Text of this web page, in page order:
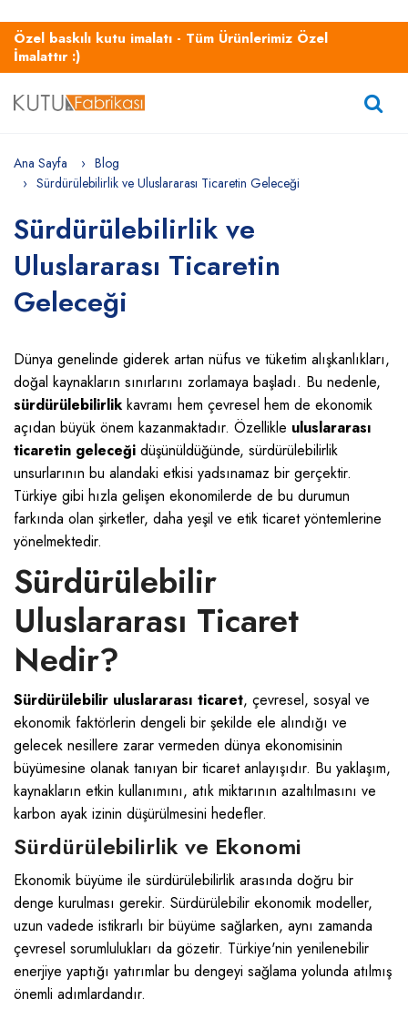
Özel baskılı kutu imalatı - Tüm Ürünlerimiz Özel
İmalattır :)
Ana Sayfa
Blog
Sürdürülebilirlik ve Uluslararası Ticaretin Geleceği
Sürdürülebilirlik ve
Uluslararası Ticaretin
Geleceği
Dünya genelinde giderek artan nüfus ve tüketim alışkanlıkları,
doğal kaynakların sınırlarını zorlamaya başladı. Bu nedenle,
sürdürülebilirlikkavramı hem çevresel hem de ekonomik
açıdan büyük önem kazanmaktadır. Özellikle uluslararası
ticaretin geleceği düşünüldüğünde, sürdürülebilirlik
unsurlarının bu alandaki etkisi yadsınamaz bir gerçektir.
Türkiye gibi hızla gelişen ekonomilerde de bu durumun
farkında olan şirketler, daha yeşil ve etik ticaret yöntemlerine
yönelmektedir.
Sürdürülebilir
Uluslararası Ticaret
Nedir?
Sürdürülebilir uluslararası ticaret, çevresel, sosyal ve
ekonomik faktörlerin dengeli bir şekilde ele alındığı ve
gelecek nesillere zarar vermeden dünya ekonomisinin
büyümesine olanak tanıyan bir ticaret anlayışıdır. Bu yaklaşım,
kaynakların etkin kullanımını, atık miktarının azaltılmasını ve
karbon ayak izinin düşürülmesini hedefler.
Sürdürülebilirlik ve Ekonomi
Ekonomik büyüme ile sürdürülebilirlik arasında doğru bir
denge kurulması gerekir. Sürdürülebilir ekonomik modeller,
uzun vadede istikrarlı bir büyüme sağlarken, aynı zamanda
çevresel sorumlulukları da gözetir. Türkiye'nin yenilenebilir
enerjiye yaptığı yatırımlar bu dengeyi sağlama yolunda atılmış
önemli adımlardandır.